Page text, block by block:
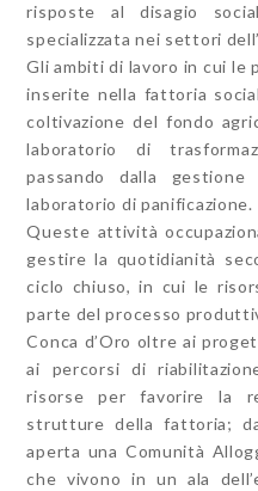
risposte al disagio
specializzata nei settori
Gli ambiti di lavoro in cui le
inserite nella fattoria
coltivazione del fondo
laboratorio di
passando dalla
laboratorio di panificazione.
Queste attività
gestire la quotidianità
ciclo chiuso, in cui le
parte del processo
Conca d’Oro oltre ai
ai percorsi di
risorse per favorire la
strutture della fattoria;
aperta una Comunità
che vivono in un ala